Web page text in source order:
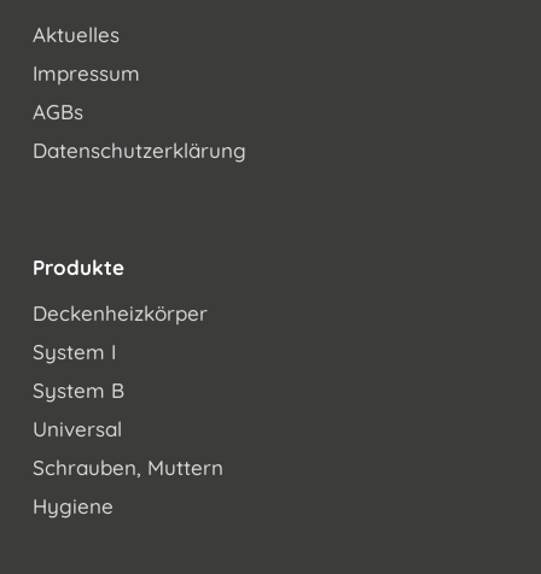
Aktuelles
Impressum
AGBs
Datenschutzerklärung
Produkte
Deckenheizkörper
System I
System B
Universal
Schrauben, Muttern
Hygiene